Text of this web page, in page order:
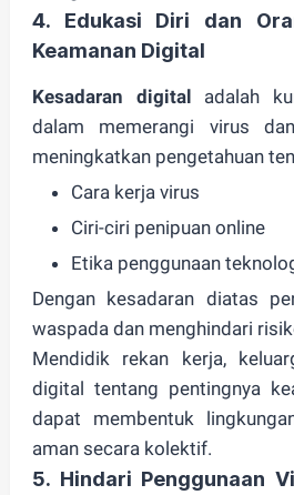
4. Edukasi Diri dan
Keamanan Digital
Kesadaran digital adalah
dalam memerangi virus
meningkatkan pengetahuan
Cara kerja virus
Ciri-ciri penipuan online
Etika penggunaan
Dengan kesadaran diatas
waspada dan menghindari
Mendidik rekan kerja,
digital tentang pentingnya
dapat membentuk
aman secara kolektif.
5. Hindari Penggunaan